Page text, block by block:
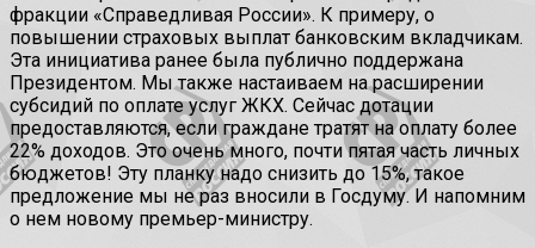
фракции «Справедливая России». К примеру, о
повышении страховых выплат банковским вкладчикам.
Эта инициатива ранее была публично поддержана
Президентом. Мы также настаиваем на расширении
субсидий по оплате услуг ЖКХ. Сейчас дотации
предоставляются, если граждане тратят на оплату более
22% доходов. Это очень много, почти пятая часть личных
бюджетов! Эту планку надо снизить до 15%, такое
предложение мы не раз вносили в Госдуму. И напомним
о нем новому премьер-министру.